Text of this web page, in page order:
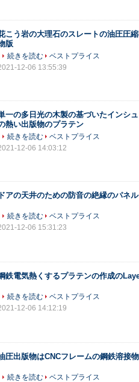
こう岩の大理石のスレートの油圧圧
版
続きを読む
ベストプライス
12-06 13:55:39
一の多日光の木製の基づいたインシ
熱い出版物のプラテン
続きを読む
ベストプライス
12-06 14:03:12
ドアの天井のための防音の絶縁のパネ
続きを読む
ベストプライス
12-06 15:31:23
鉄電気熱くするプラテンの作成の
続きを読む
ベストプライス
12-06 14:12:19
圧出版物はCNCフレームの鋼鉄溶接
続きを読む
ベストプライス